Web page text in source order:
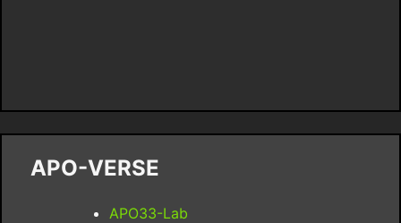
APO-VERSE
APO33-Lab